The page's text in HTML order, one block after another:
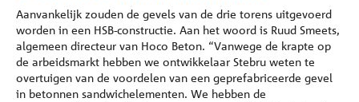
Aanvankelijk zouden de gevels van de drie torens uitgevoerd
worden in een HSB-constructie. Aan het woord is Ruud Smeets,
algemeen directeur van Hoco Beton. “Vanwege de krapte op
de arbeidsmarkt hebben we ontwikkelaar Stebru weten te
overtuigen van de voordelen van een geprefabriceerde gevel
in betonnen sandwichelementen. We hebben de